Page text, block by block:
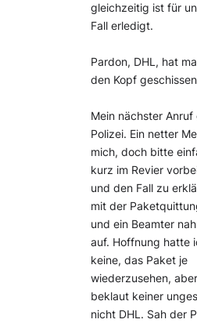
gleichzeitig ist für
Fall erledigt.
Pardon, DHL, hat
den Kopf
Mein nächster
Polizei. Ein netter
mich, doch bitte
kurz im Revier
und den Fall zu
mit der
und ein Beamter
auf. Hoffnung hatte
keine, das Paket je
wiederzusehen,
beklaut keiner
nicht DHL. Sah der